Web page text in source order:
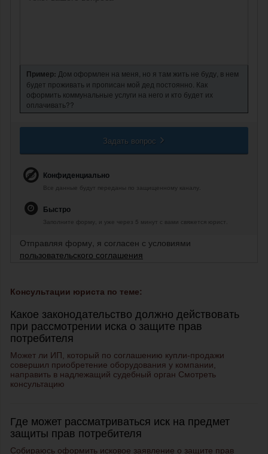
Пример: Дом оформлен на меня, но я там жить не буду, в нем
будет проживать и прописан мой дед постоянно. Как
оформить коммунальные услуги на него и кто будет их
оплачивать??
Задать вопрос
Конфиденциально
Все данные будут переданы по защищенному каналу.
Быстро
Заполните форму, и уже через 5 минут с вами свяжется юрист.
Отправляя форму, я согласен с условиями
пользовательского соглашения
Консультации юриста по теме:
Какое законодательство должно действовать
при рассмотрении иска о защите прав
потребителя
Может ли ИП, который по соглашению купли-продажи
совершил приобретение оборудования у компании,
направить в надлежащий судебный орган Смотреть
консультацию
Где может рассматриваться иск на предмет
защиты прав потребителя
Собираюсь оформить исковое заявление о защите прав